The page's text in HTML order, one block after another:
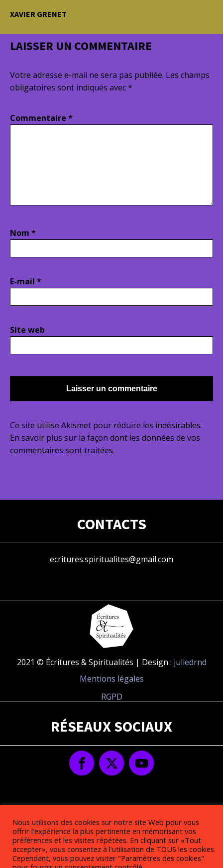
XAVIER GRENET
LAISSER UN COMMENTAIRE
Votre adresse e-mail ne sera pas publiée. Les champs
obligatoires sont indiqués avec*
Commentaire *
Nom *
E-mail *
Site web
Ce site utilise Akismet pour réduire les indésirables.
En savoir plus sur la façon dont les données de vos
commentaires sont traitées.
CONTACTS
ecritures.spiritualites@gmail.com
2021 © Écritures & Spiritualités | Design : juliedrnd
Mentions légales
RGPD
RÉSEAUX SOCIAUX
Nous utilisons des cookies sur notre site Web pour vous
offrir l'expérience la plus pertinente en mémorisant vos
préférences et les visites répétées. En cliquant sur «Tout
accepter», vous consentez à l'utilisation de TOUS les cookies.
Cependant, vous pouvez visiter "Paramètres des cookies"